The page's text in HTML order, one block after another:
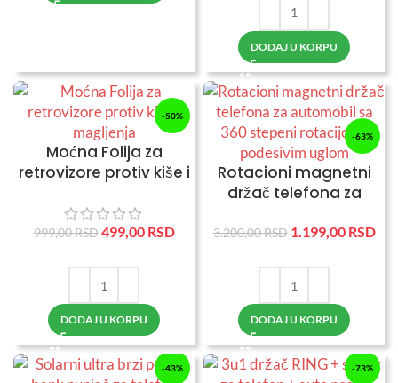
DODAJ U KORPU
-50%
Moćna Folija za
retrovizore protiv kiše i
999,00RSD 499,00 RSD
DODAJ U KORPU
-63%
Rotacioni magnetni
držač telefona za
3.200,00RSD 1.199,00 RSD
DODAJ U KORPU
-43% -73%